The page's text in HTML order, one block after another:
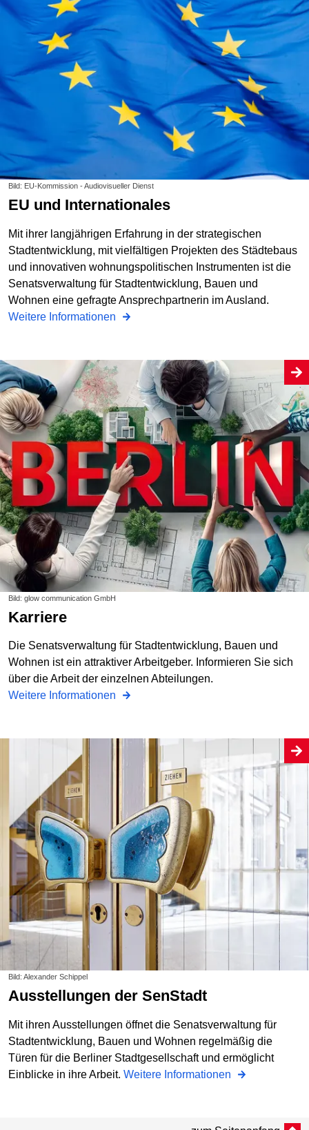
Bild: EU-Kommission - Audiovisueller Dienst
EU und Internationales
Mit ihrer langjährigen Erfahrung in der strategischen
Stadtentwicklung, mit vielfältigen Projekten des Städtebaus
und innovativen wohnungspolitischen Instrumenten ist die
Senatsverwaltung für Stadtentwicklung, Bauen und
Wohnen eine gefragte Ansprechpartnerin im Ausland.
Weitere Informationen
Bild: glow communication GmbH
Karriere
Die Senatsverwaltung für Stadtentwicklung, Bauen und
Wohnen ist ein attraktiver Arbeitgeber. Informieren Sie sich
über die Arbeit der einzelnen Abteilungen.
Weitere Informationen
Bild: Alexander Schippel
Ausstellungen der SenStadt
Mit ihren Ausstellungen öffnet die Senatsverwaltung für
Stadtentwicklung, Bauen und Wohnen regelmäßig die
Türen für die Berliner Stadtgesellschaft und ermöglicht
Einblicke in ihre Arbeit. Weitere Informationen